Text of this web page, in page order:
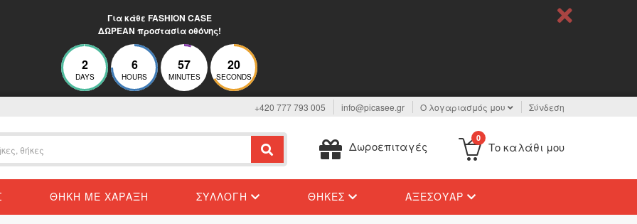
Για κάθε FASHION CASE
ΔΩΡΕΑΝ προστασία οθόνης!
2
DAYS
6
HOURS
57
MINUTES
19
SECONDS
+420 777 793 005 info@picasee.gr Ο λογαριασμός μου Σύνδεση
Δωροεπιταγές
0
Το καλάθι μου
ΘΉΚΗ ΜΕ ΧΆΡΑΞΗ ΣΥΛΛΟΓΉ ΘΉΚΕΣ ΑΞΕΣΟΥΆΡ